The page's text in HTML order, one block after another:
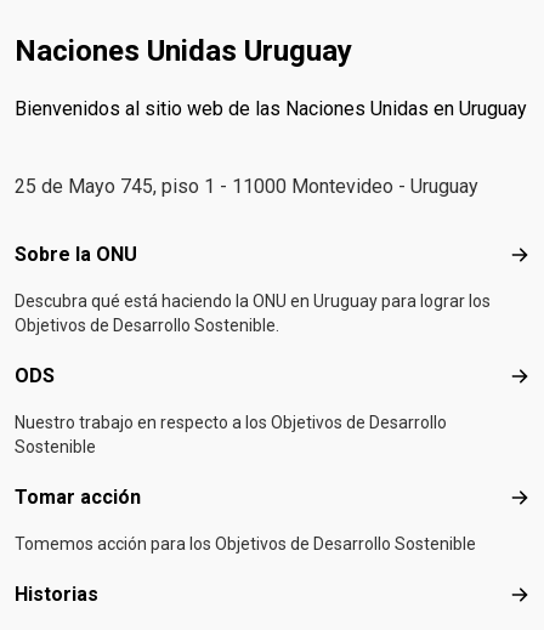
Naciones Unidas Uruguay
Bienvenidos al sitio web de las Naciones Unidas en Uruguay
25 de Mayo 745, piso 1 - 11000 Montevideo - Uruguay
Footer menu
Sobre la ONU
Descubra qué está haciendo la ONU en Uruguay para lograr los
Objetivos de Desarrollo Sostenible.
ODS
Nuestro trabajo en respecto a los Objetivos de Desarrollo
Sostenible
Tomar acción
Tomemos acción para los Objetivos de Desarrollo Sostenible
Historias